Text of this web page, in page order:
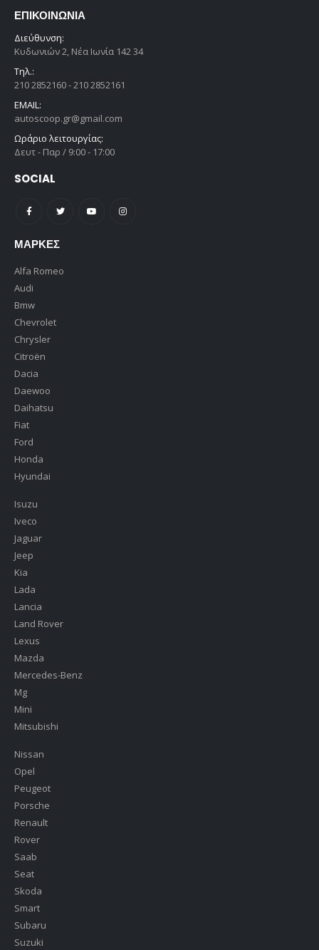
ΕΠΙΚΟΙΝΩΝΊΑ
Διεύθυνση:
Κυδωνιών 2, Νέα Ιωνία 142 34
Τηλ.:
210 2852160 - 210 2852161
EMAIL:
autoscoop.gr@gmail.com
Ωράριο λειτουργίας:
Δευτ - Παρ / 9:00 - 17:00
SOCIAL
ΜΆΡΚΕΣ
Alfa Romeo
Audi
Bmw
Chevrolet
Chrysler
Citroën
Dacia
Daewoo
Daihatsu
Fiat
Ford
Honda
Hyundai
Isuzu
Iveco
Jaguar
Jeep
Kia
Lada
Lancia
Land Rover
Lexus
Mazda
Mercedes-Benz
Mg
Mini
Mitsubishi
Nissan
Opel
Peugeot
Porsche
Renault
Rover
Saab
Seat
Skoda
Smart
Subaru
Suzuki